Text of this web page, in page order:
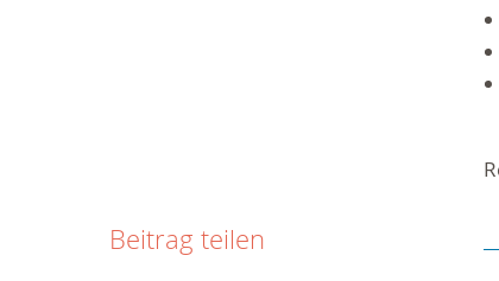
Beitrag teilen